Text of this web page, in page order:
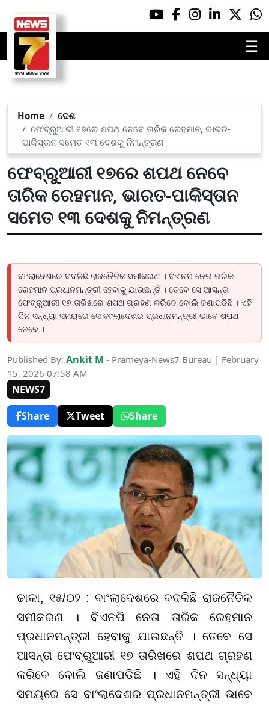
☰
Home
ଦେଶ
ଫେବ୍ରୁଆରୀ ୧୭ରେ ଶପଥ ନେବେ ତାରିକ ରେହମାନ, ଭାରତ-
ପାକିସ୍ତାନ ସମେତ ୧୩ ଦେଶକୁ ନିମନ୍ତ୍ରଣ
ଫେବ୍ରୁଆରୀ ୧୭ରେ ଶପଥ ନେବେ
ତାରିକ ରେହମାନ, ଭାରତ-ପାକିସ୍ତାନ
ସମେତ ୧୩ ଦେଶକୁ ନିମନ୍ତ୍ରଣ
ବାଂଲାଦେଶରେ ବଦଳିଛି ରାଜନୈତିକ ସମୀକରଣ । ବିଏନପି ନେତା ତାରିକ
ରେହମାନ ପ୍ରଧାନମନ୍ତ୍ରୀ ହେବାକୁ ଯାଉଛନ୍ତି । ତେବେ ସେ ଆସନ୍ତା
ଫେବ୍ରୁଆରୀ ୧୭ ତାରିଖରେ ଶପଥ ଗ୍ରହଣ କରିବେ ବୋଲି ଜଣାପଡିଛି । ଏହି
ଦିନ ସନ୍ଧ୍ୟା ସମୟରେ ସେ ବାଂଲାଦେଶର ପ୍ରଧାନମନ୍ତ୍ରୀ ଭାବେ ଶପଥ
ନେବେ ।
Published By: Ankit M - Prameya-News7 Bureau | February
15, 2026 07:58 AM
NEWS7
Share
Tweet Share
ଢାକା, ୧୫/୦୨ : ବାଂଲାଦେଶରେ ବଦଳିଛି ରାଜନୈତିକ
ସମୀକରଣ । ବିଏନପି ନେତା ତାରିକ ରେହମାନ
ପ୍ରଧାନମନ୍ତ୍ରୀ ହେବାକୁ ଯାଉଛନ୍ତି । ତେବେ ସେ
ଆସନ୍ତା ଫେବ୍ରୁଆରୀ ୧୭ ତାରିଖରେ ଶପଥ ଗ୍ରହଣ
କରିବେ ବୋଲି ଜଣାପଡିଛି । ଏହି ଦିନ ସନ୍ଧ୍ୟା
ସମୟରେ ସେ ବାଂଲାଦେଶର ପ୍ରଧାନମନ୍ତ୍ରୀ ଭାବେ